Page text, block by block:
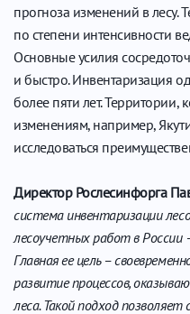
прогноза изменений в лесу.
по степени интенсивности
Основные усилия
и быстро. Инвентаризация
более пяти лет.
изменениям, например,
исследоваться
Директор Рослесинфорга
система инвентаризации
лесоучетных работ в России
Главная ее цель –
развитие процессов,
леса. Такой подход